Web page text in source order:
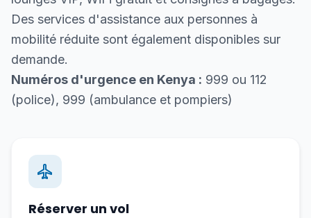
Des services d'assistance aux personnes à
mobilité réduite sont également disponibles sur
demande.
Numéros d'urgence en Kenya : 999 ou 112
(police), 999 (ambulance et pompiers)
Réserver un vol